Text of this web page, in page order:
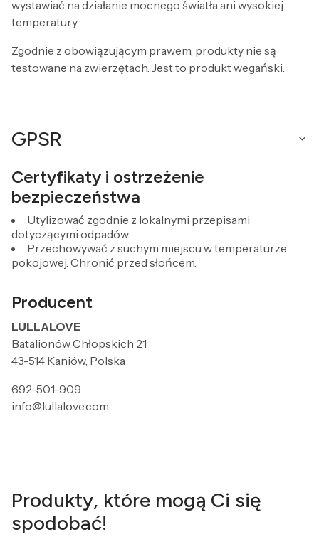
wystawiać na działanie mocnego światła ani wysokiej
temperatury.
Zgodnie z obowiązującym prawem, produkty nie są
testowane na zwierzętach. Jest to produkt wegański.
GPSR
Certyfikaty i ostrzeżenie
bezpieczeństwa
Utylizować zgodnie z lokalnymi przepisami
dotyczącymi odpadów.
Przechowywać z suchym miejscu w temperaturze
pokojowej. Chronić przed słońcem.
Producent
LULLALOVE
Batalionów Chłopskich 21
43-514 Kaniów, Polska
692-501-909
info@lullalove.com
Produkty, które mogą Ci się
spodobać!